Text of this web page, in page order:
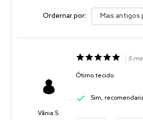
Ordernar por: Mais antigos
Vânia S.
5
Ótimo tecido.
Sim,